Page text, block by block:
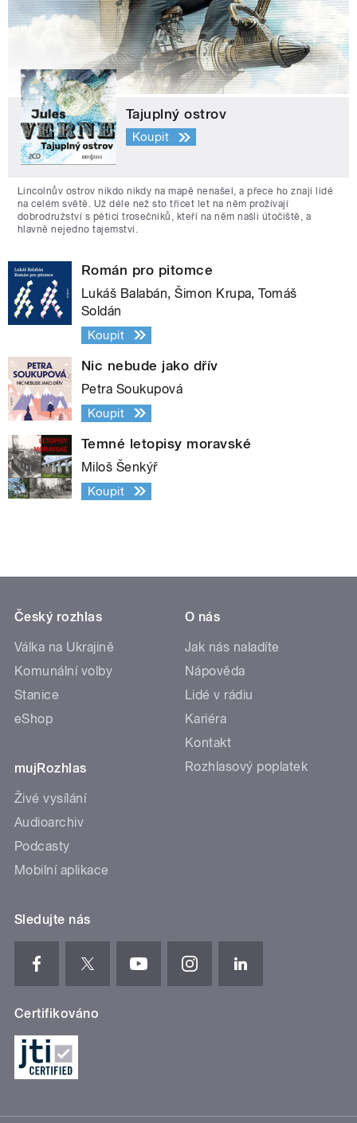
Tajuplný ostrov
Koupit
Lincolnův ostrov nikdo nikdy na mapě nenašel, a přece ho znají lidé
na celém světě. Už déle než sto třicet let na něm prožívají
dobrodružství s pěticí trosečníků, kteří na něm našli útočiště, a
hlavně nejedno tajemství.
Román pro pitomce
Lukáš Balabán, Šimon Krupa, Tomáš
Soldán
Koupit
Nic nebude jako dřív
Petra Soukupová
Koupit
Temné letopisy moravské
Miloš Šenkýř
Koupit
Český rozhlas
Válka na Ukrajině
Komunální volby
Stanice
eShop
mujRozhlas
Živé vysílání
Audioarchiv
Podcasty
Mobilní aplikace
O nás
Jak nás naladíte
Nápověda
Lidé v rádiu
Kariéra
Kontakt
Rozhlasový poplatek
Sledujte nás
Certifikováno